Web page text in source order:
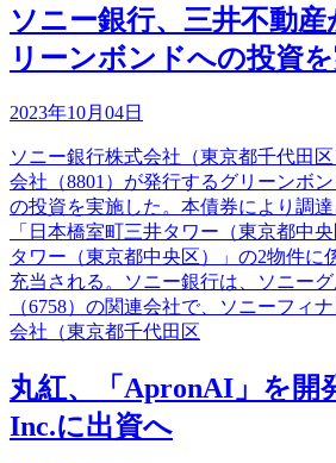
ソニー銀行、三井不動
リーンボンドへの投資
2023年10月04日
ソニー銀行株式会社（東京都千代田
会社（8801）が発行するグリーンボ
の投資を実施した。本債券により調
「日本橋室町三井タワー（東京都中
タワー（東京都中央区）」の2物件に
充当される。ソニー銀行は、ソニー
（6758）の関連会社で、ソニーフィ
会社（東京都千代田区
丸紅、「ApronAI」を開
Inc.に出資へ